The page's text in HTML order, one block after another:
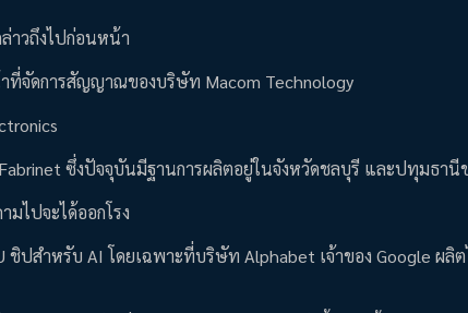
าวถึงไปก่อนหน้า
จัดการสัญญาณของบริษัท Macom Technology
ซึ่งปัจจุบันมีฐานการผลิตอยู่ในจังหวัดชลบุรี และปทุมธานี
มไปจะได้ออกโรง
ปสำหรับ AI โดยเฉพาะที่บริษัท Alphabet เจ้าของ Google ผลิ